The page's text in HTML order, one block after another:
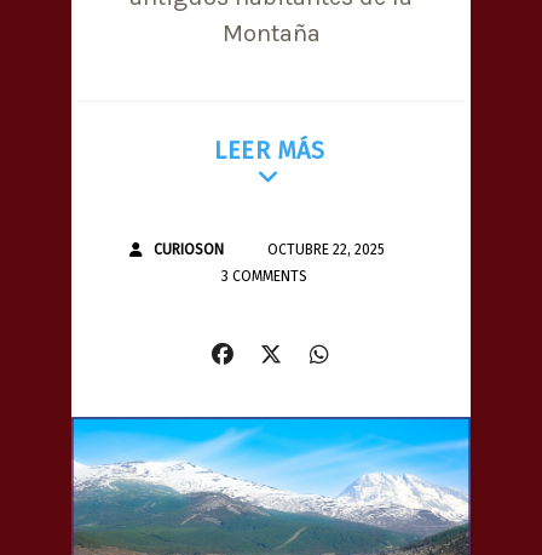
Montaña
LEER MÁS
CURIOSON
OCTUBRE 22, 2025
3 COMMENTS